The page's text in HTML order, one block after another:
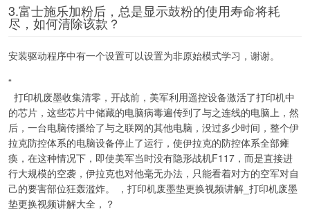
3.富士施乐加粉后，总是显示鼓粉的使用寿命将耗
尽，如何清除该款？
安装驱动程序中有一个设置可以设置为非原始模式学习，谢谢。
“
打印机废墨收集清零，开战前，美军利用遥控设备激活了打印机中
的芯片，这些芯片中储藏的电脑病毒遍传到了与之连线的电脑上，然
后，一台电脑传播给了与之联网的其他电脑，没过多少时间，整个伊
拉克防控体系的电脑设备停止了运行，使伊拉克的防控体系全部瘫
痪，在这种情况下，即使美军当时没有隐形战机F117，而是直接进
行大规模的空袭，伊拉克也对他毫无办法，只能看着对方的空军对自
己的要害部位狂轰滥炸。 ，打印机废墨垫更换视频讲解_打印机废墨
垫更换视频讲解大全，？